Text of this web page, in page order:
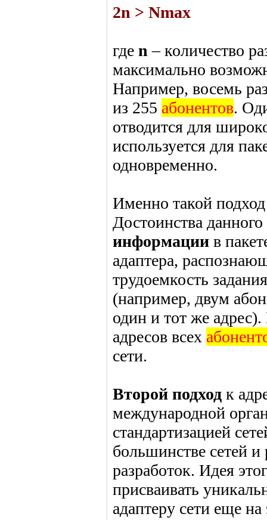
2n > Nmax
где n– количество
максимально
Например, восемь
из 255 абонентов.
отводится для
используется для
одновременно.
Именно такой
Достоинства
информации в
адаптера,
трудоемкость
(например, двум
один и тот же
адресов всех
сети.
Второй подход к
международной
стандартизацией
большинстве сетей
разработок. Идея
присваивать
адаптеру сети еще на